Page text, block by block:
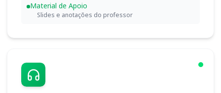
Material de Apoio
Slides e anotações do professor